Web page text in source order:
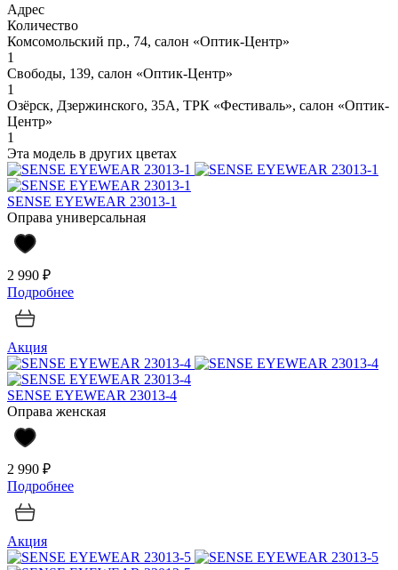
Адрес
Количество
Комсомольский пр., 74, салон «Оптик-Центр»
1
Свободы, 139, салон «Оптик-Центр»
1
Озёрск, Дзержинского, 35А, ТРК «Фестиваль», салон «Оптик-
Центр»
1
Эта модель в других цветах
SENSE EYEWEAR 23013-1
Оправа универсальная
2 990 ₽
Подробнее
Акция
SENSE EYEWEAR 23013-4
Оправа женская
2 990 ₽
Подробнее
Акция